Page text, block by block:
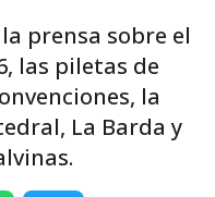
prensa sobre el
las piletas de
la
La Barda y